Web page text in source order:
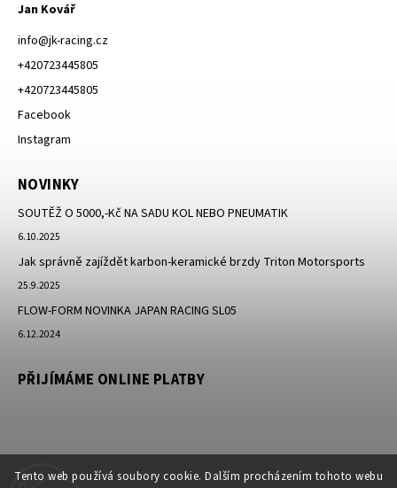
Tento web používá soubory cookie. Dalším procházením tohoto webu
Jan Kovář
info@jk-racing.cz
+420723445805
+420723445805
Facebook
Instagram
NOVINKY
SOUTĚŽ O 5000,-Kč NA SADU KOL NEBO PNEUMATIK
6.10.2025
Jak správně zajíždět karbon-keramické brzdy Triton Motorsports
25.9.2025
FLOW-FORM NOVINKA JAPAN RACING SL05
6.12.2024
PŘIJÍMÁME ONLINE PLATBY